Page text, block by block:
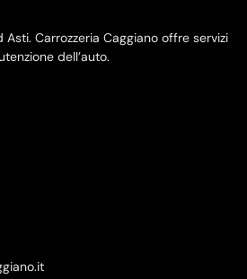
Asti. Carrozzeria Caggiano offre servizi
dell’auto.